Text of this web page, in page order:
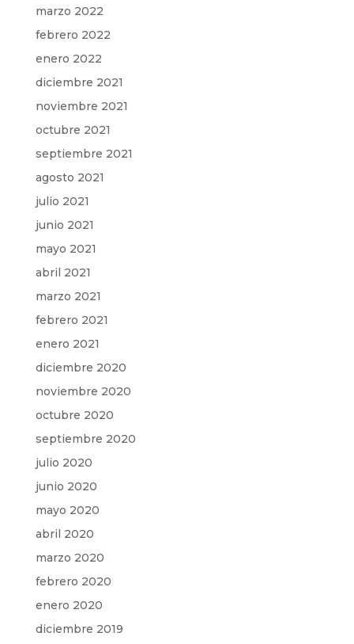
marzo 2022
febrero 2022
enero 2022
diciembre 2021
noviembre 2021
octubre 2021
septiembre 2021
agosto 2021
julio 2021
junio 2021
mayo 2021
abril 2021
marzo 2021
febrero 2021
enero 2021
diciembre 2020
noviembre 2020
octubre 2020
septiembre 2020
julio 2020
junio 2020
mayo 2020
abril 2020
marzo 2020
febrero 2020
enero 2020
diciembre 2019